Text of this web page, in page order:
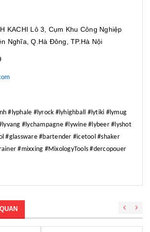
KACHI Lô 3, Cụm Khu Công Nghiệp
Nghĩa, Q.Hà Đông, TP.Hà Nội
#lyphale #lyrock #lyhighball #lytiki #lymug
#lychampagne #lywine #lybeer #lyshot
#glassware #bartender #icetool #shaker
#mixxing #MixologyTools #dercopouer